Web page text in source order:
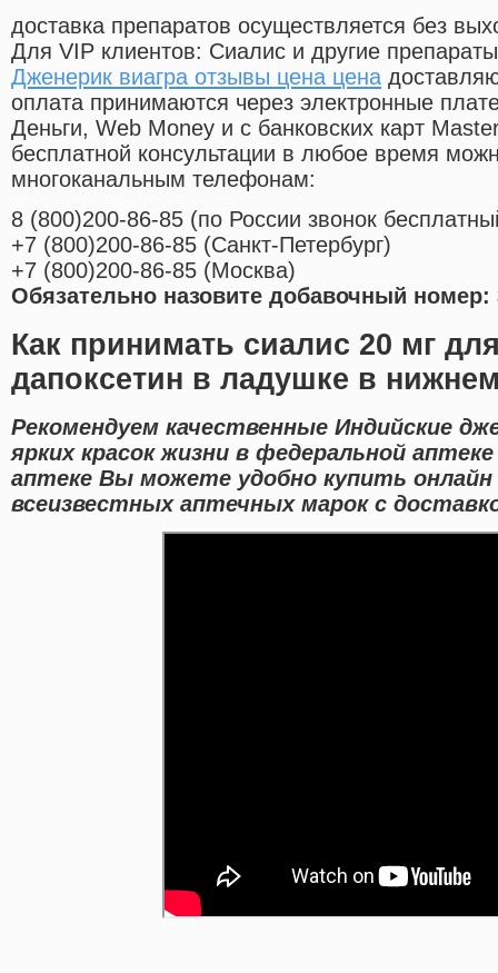
доставка препаратов осуществляется без
Для VIP клиентов: Сиалис и другие
Дженерик виагра отзывы цена цена
оплата принимаются через электронные
Деньги, Web Money и с банковских карт
бесплатной консультации в любое время
многоканальным телефонам:
8 (800)200-86-85 (по России звонок
+7 (800)200-86-85 (Санкт-Петербург)
+7 (800)200-86-85 (Москва)
Обязательно назовите добавочный номер:
Как принимать сиалис 20 мг
дапоксетин в ладушке в
Рекомендуем качественные Индийские
ярких красок жизни в федеральной
аптеке Вы можете удобно купить онлайн
всеизвестных аптечных марок с